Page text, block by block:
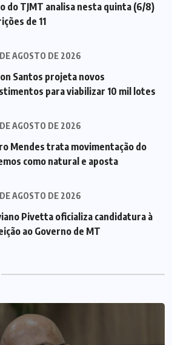
do TJMT analisa nesta quinta (6/8)
de 11
AGOSTO DE 2026
Santos projeta novos
para viabilizar 10 mil lotes
AGOSTO DE 2026
Mendes trata movimentação do
como natural e aposta
AGOSTO DE 2026
Pivetta oficializa candidatura à
ao Governo de MT